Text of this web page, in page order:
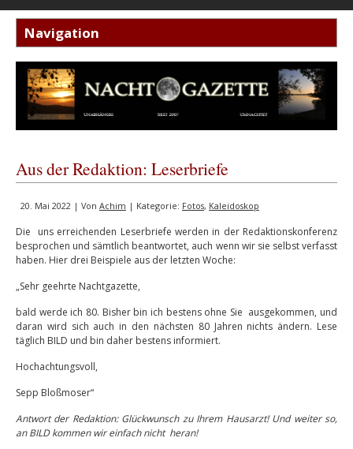
Aus der Redaktion: Leserbriefe
20. Mai 2022 | Von Achim | Kategorie: Fotos, Kaleidoskop
Die uns erreichenden Leserbriefe werden in der Redaktionskonferenz
besprochen und sämtlich beantwortet, auch wenn wir sie selbst verfasst
haben. Hier drei Beispiele aus der letzten Woche:
„Sehr geehrte Nachtgazette,
bald werde ich 80. Bisher bin ich bestens ohne Sie ausgekommen, und
daran wird sich auch in den nächsten 80 Jahren nichts ändern. Lese
täglich BILD und bin daher bestens informiert.
Hochachtungsvoll,
Sepp Bloßmoser“
Antwort der Redaktion: Glückwunsch zu Ihrem Hausarzt! Und weiter so,
an BILD kommen wir einfach nicht heran!